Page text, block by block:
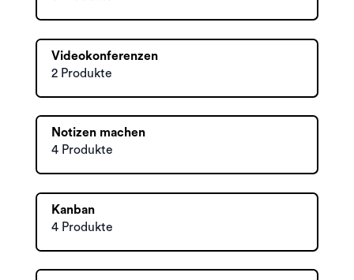
Videokonferenzen
2 Produkte
Notizen machen
4 Produkte
Kanban
4 Produkte